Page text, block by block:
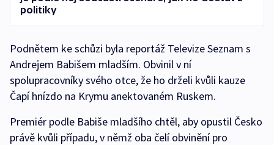
politiky
Podnětem ke schůzi byla reportáž Televize Seznam s
Andrejem Babišem mladším. Obvinil v ní
spolupracovníky svého otce, že ho drželi kvůli kauze
Čapí hnízdo na Krymu anektovaném Ruskem.
Premiér podle Babiše mladšího chtěl, aby opustil Česko
právě kvůli případu, v němž oba čelí obvinění pro